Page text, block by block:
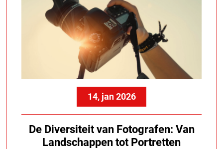
14, jan 2026
De Diversiteit van Fotografen: Van
Landschappen tot Portretten